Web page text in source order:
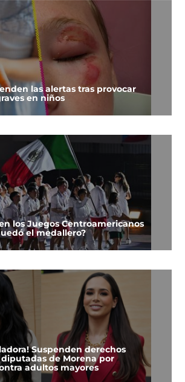
las alertas tras provocar
en niños
los Juegos Centroamericanos
el medallero?
Suspenden derechos
de Morena por
adultos mayores